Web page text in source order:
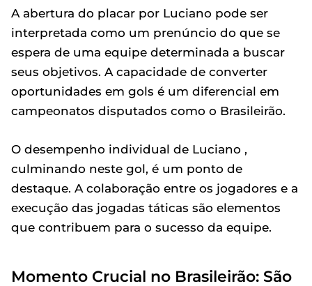
A abertura do placar por Luciano pode ser
interpretada como um prenúncio do que se
espera de uma equipe determinada a buscar
seus objetivos. A capacidade de converter
oportunidades em gols é um diferencial em
campeonatos disputados como o Brasileirão.
O desempenho individual de Luciano ,
culminando neste gol, é um ponto de
destaque. A colaboração entre os jogadores e a
execução das jogadas táticas são elementos
que contribuem para o sucesso da equipe.
Momento Crucial no Brasileirão: São